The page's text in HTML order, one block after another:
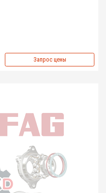
Запрос цены